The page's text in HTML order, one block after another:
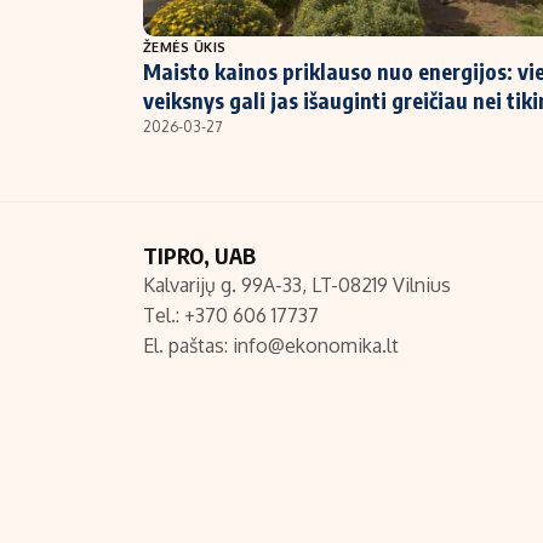
NT ir statybos
ŽEMĖS ŪKIS
Maisto kainos priklauso nuo energijos:
veiksnys gali jas išauginti greičiau nei
2026-03-27
TIPRO, UAB
Kalvarijų g. 99A-33, LT-08219 Vilnius
Tel.: +370 606 17737
El. paštas: info@ekonomika.lt